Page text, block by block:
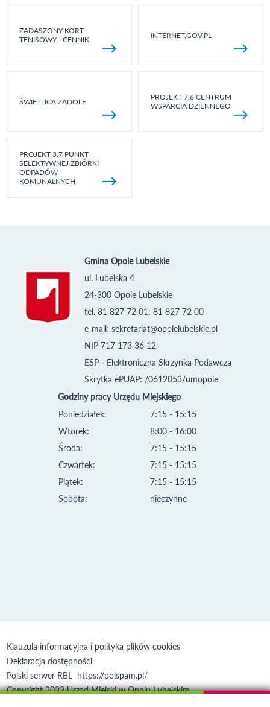
ZADASZONY KORT
TENISOWY - CENNIK
INTERNET.GOV.PL
ŚWIETLICA ZADOLE
PROJEKT 7.6 CENTRUM
WSPARCIA DZIENNEGO
PROJEKT 3.7 PUNKT
SELEKTYWNEJ ZBIÓRKI
ODPADÓW
KOMUNALNYCH
Gmina Opole Lubelskie
ul. Lubelska 4
24-300 Opole Lubelskie
tel. 81 827 72 01; 81 827 72 00
e-mail: sekretariat@opolelubelskie.pl
NIP 717 173 36 12
ESP - Elektroniczna Skrzynka Podawcza
Skrytka ePUAP: /0612053/umopole
Godziny pracy Urzędu Miejskiego
Poniedziałek:
Wtorek:
Środa:
Czwartek:
Piątek:
Sobota:
7:15 - 15:15
8:00 - 16:00
7:15 - 15:15
7:15 - 15:15
7:15 - 15:15
nieczynne
Klauzula informacyjna i polityka plików cookies
Deklaracja dostępności
Polski serwer RBL https://polspam.pl/
Copyright 2023 Urząd Miejski w Opolu Lubelskim